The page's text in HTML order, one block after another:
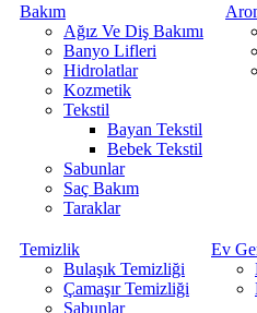
Bakım
Ağız Ve Diş Bakımı
Banyo Lifleri
Hidrolatlar
Kozmetik
Tekstil
Bayan Tekstil
Bebek Tekstil
Sabunlar
Saç Bakım
Taraklar
Temizlik
Bulaşık Temizliği
Çamaşır Temizliği
Sabunlar
Ev